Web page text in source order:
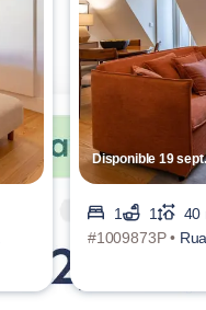
Disponible 19
1 1
40
#1009873P •